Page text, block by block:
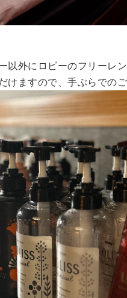
以外にロビーのフリーレ
けますので、 手ぶらでの